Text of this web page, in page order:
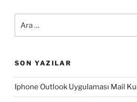
SON YAZILAR
Iphone Outlook Uygulaması Mail